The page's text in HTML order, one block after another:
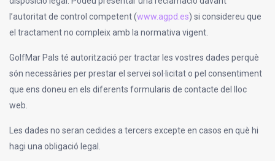
l’autoritat de control competent (www.agpd.es) si considereu que
el tractament no compleix amb la normativa vigent.
GolfMar Pals té autorització per tractar les vostres dades perquè
són necessàries per prestar el servei sol·licitat o pel consentiment
que ens doneu en els diferents formularis de contacte del lloc
web.
Les dades no seran cedides a tercers excepte en casos en què hi
hagi una obligació legal.